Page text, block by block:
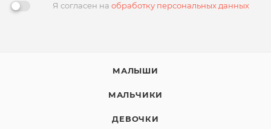
Я согласен на обработку персональных данных
МАЛЫШИ
МАЛЬЧИКИ
ДЕВОЧКИ